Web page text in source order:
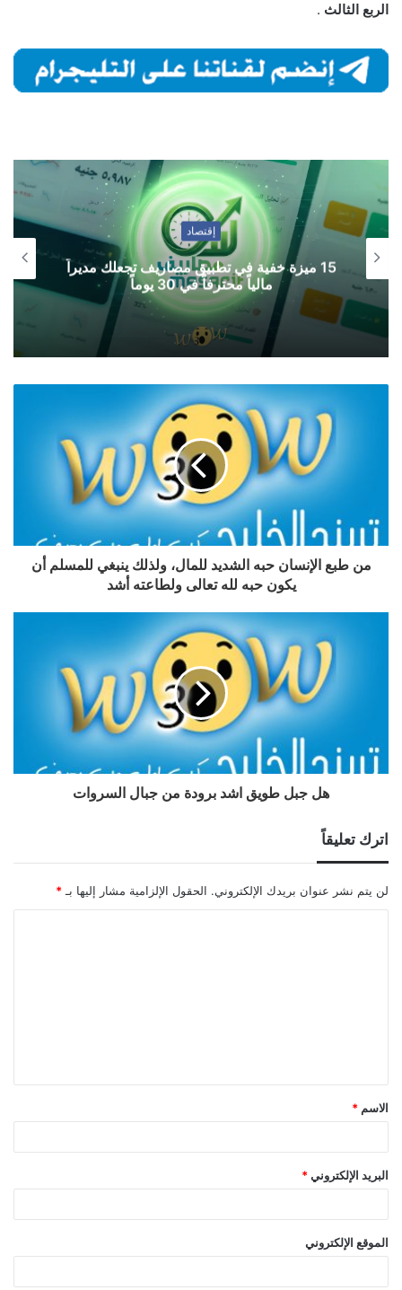
الربع الثالث .
إقتصاد
15 ميزة خفية في تطبيق مصاريف تجعلك مديراً
مالياً محترفاً في 30 يوماً
من طبع الإنسان حبه الشديد للمال، ولذلك ينبغي للمسلم أن
يكون حبه لله تعالى ولطاعته أشد
هل جبل طويق اشد برودة من جبال السروات
اترك تعليقاً
لن يتم نشر عنوان بريدك الإلكتروني. الحقول الإلزامية مشار إليها بـ *
ق
*
الاسم *
البريد الإلكتروني *
الموقع الإلكتروني